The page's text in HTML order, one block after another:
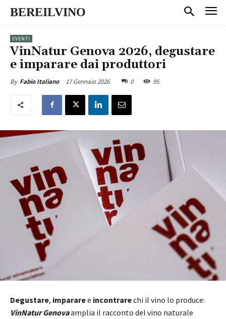
BEREILVINO
EVENTI
VinNatur Genova 2026, degustare
e imparare dai produttori
By Fabio Italiano 17 Gennaio 2026 0 95
Degustare, impararee incontrarechi il vino lo produce:
VinNatur Genovaamplia il racconto del vino naturale